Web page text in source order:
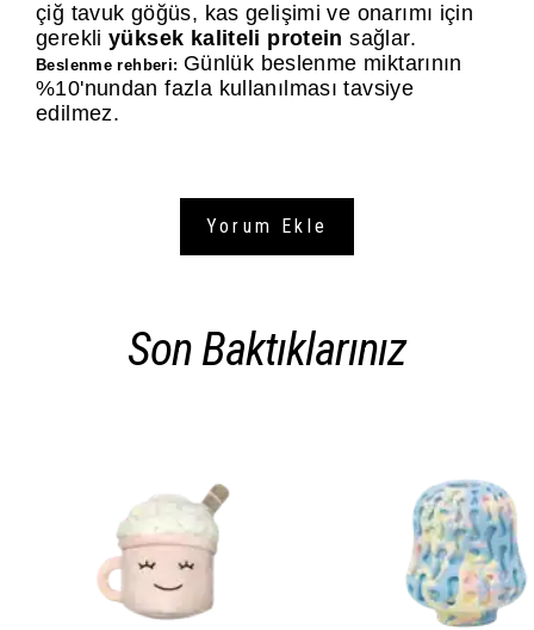
çiğ tavuk göğüs, kas gelişimi ve onarımı için
gerekliyüksek kaliteli protein sağlar.
Beslenme rehberi: Günlük beslenme miktarının
%10'nundan fazla kullanılması tavsiye
edilmez.
Yorum Ekle
Son Baktıklarınız